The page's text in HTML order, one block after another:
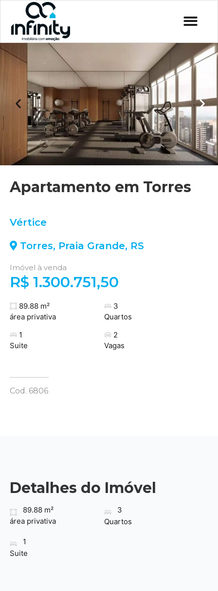
Apartamento em Torres
Vértice
Torres, Praia Grande, RS
Imóvel à venda
R$ 1.300.751,50
89.88 m²
área privativa
3
Quartos
1
Suite
2
Vagas
Cod. 6806
Detalhes do Imóvel
89.88 m²
área privativa
3
Quartos
1
Suite